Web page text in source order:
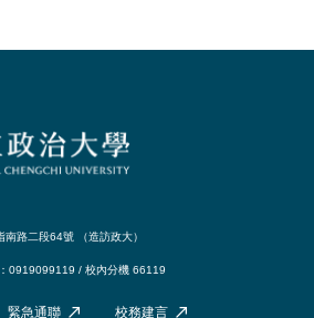
南路二段64號 （造訪政大）
0919099119 / 校內分機 66119
緊急通聯 校務建言